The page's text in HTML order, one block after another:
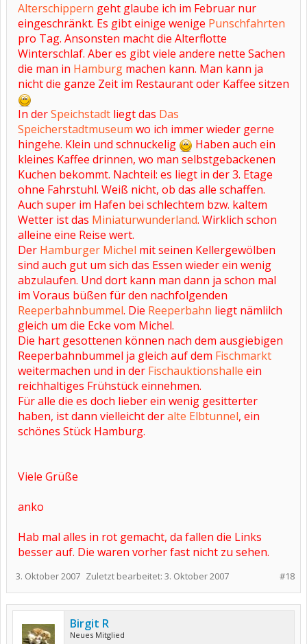
Alterschippern geht glaube ich im Februar nur
eingeschränkt. Es gibt einige wenige Punschfahrten
pro Tag. Ansonsten macht die Alterflotte
Winterschlaf. Aber es gibt viele andere nette Sachen
die man in Hamburg machen kann. Man kann ja
nicht die ganze Zeit im Restaurant oder Kaffee sitzen
In derSpeichstadt liegt das Das
Speicherstadtmuseum wo ich immer wieder gerne
hingehe. Klein und schnuckelig
Haben auch ein
kleines Kaffee drinnen, wo man selbstgebackenen
Kuchen bekommt. Nachteil: es liegt in der 3. Etage
ohne Fahrstuhl. Weiß nicht, ob das alle schaffen.
Auch super im Hafen bei schlechtem bzw. kaltem
Wetter ist das Miniaturwunderland. Wirklich schon
alleine eine Reise wert.
Der Hamburger Michel mit seinen Kellergewölben
sind auch gut um sich das Essen wieder ein wenig
abzulaufen. Und dort kann man dann ja schon mal
im Voraus büßen für den nachfolgenden
Reeperbahnbummel. Die Reeperbahn liegt nämlilch
gleich um die Ecke vom Michel.
Die hart gesottenen können nach dem ausgiebigen
Reeperbahnbummel ja gleich auf dem Fischmarkt
weitermachen und in der Fischauktionshalle ein
reichhaltiges Frühstück einnehmen.
Für alle die es doch lieber ein wenig gesitterter
haben, ist dann vielleicht deralte Elbtunnel, ein
schönes Stück Hamburg.
Viele Grüße
anko
Hab mal alles in rot gemacht, da fallen die Links
besser auf. Die waren vorher fast nicht zu sehen.
#18
3. Oktober 2007 Zuletzt bearbeitet: 3. Oktober 2007
Birgit R
Neues Mitglied